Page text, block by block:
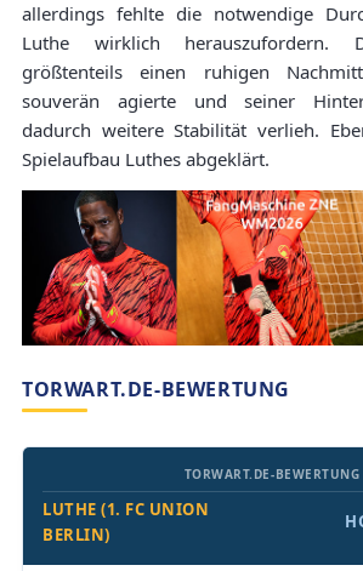
allerdings fehlte die notwendige
Luthe wirklich herauszufordern.
größtenteils einen ruhigen
souverän agierte und seiner
dadurch weitere Stabilität verlieh.
Spielaufbau Luthes abgeklärt.
TORWART.DE-BEWERTUNG
LUTHE (1. FC UNION
BERLIN)
TORWART.DE-BEWERTUNG